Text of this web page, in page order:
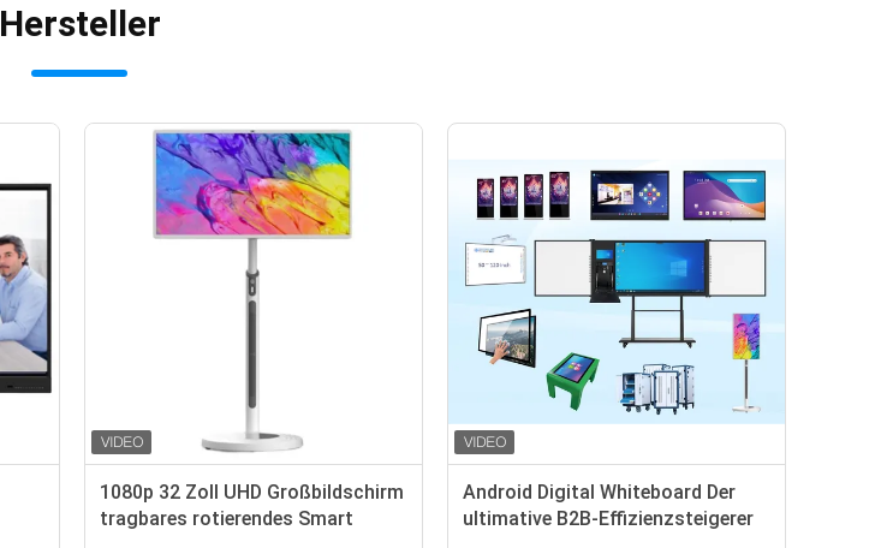
Hersteller
1080p 32 Zoll UHD Großbildschirm
tragbares rotierendes Smart
Android Digital Whiteboard Der
ultimative B2B-Effizienzsteigerer